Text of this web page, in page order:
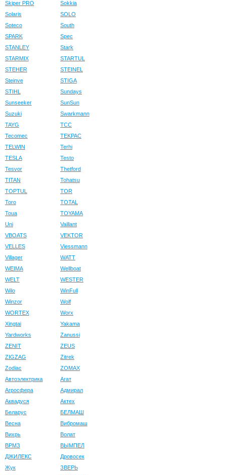
Skiper PRO
Sokkia
Solaris
SOLO
Soteco
South
SPARK
Spec
STANLEY
Stark
STARMIX
STARTUL
STEHER
STEINEL
Steinve
STIGA
STIHL
Sundays
Sunseeker
SunSun
Suzuki
Swarkmann
TAYG
TCC
Tecomec
TEKPAC
TELWIN
Terhi
TESLA
Testo
Tesvor
Thetford
TITAN
Tohatsu
TOPTUL
TOR
Toro
TOTAL
Toua
TOYAMA
Uni
Vaillant
VBOATS
VEKTOR
VELLES
Viessmann
Villager
WATT
WEIMA
Wellboat
WELT
WESTER
Wilo
WinFull
Winzor
Wolf
WORTEX
Worx
Xingtai
Yakama
Yardworks
Zanussi
ZENIT
ZEUS
ZIGZAG
Zitrek
Zodiac
ZOMAX
Автоэлектрика
Агат
Агросфера
Адмирал
Аквадуся
Актех
Беларус
БЕЛМАШ
Весна
Вибромаш
Вихрь
Волат
ВРМЗ
ВЫМПЕЛ
ДЖИЛЕКС
Дровосек
Жук
ЗВЕРЬ